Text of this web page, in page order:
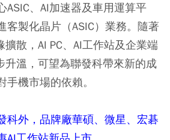
ASIC、AI加速器及車用運算平
客製化晶片（ASIC）業務。隨著
散，AI PC、AI工作站及企業端
升溫，可望為聯發科帶來新的成
機市場的依賴。
科外，品牌廠華碩、微星、宏碁